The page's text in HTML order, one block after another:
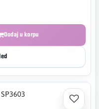
Dodaj u korpu